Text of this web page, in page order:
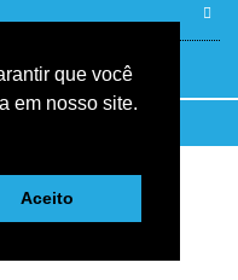
que você
em nosso site.
Aceito